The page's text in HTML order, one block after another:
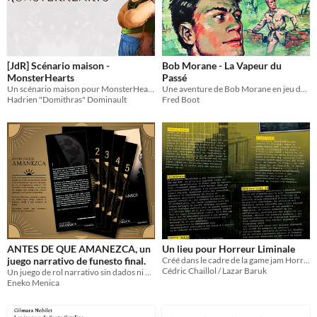
[JdR] Scénario maison -
MonsterHearts
Hadrien "Domithras" Dominault
Bob Morane - La Vapeur du
Passé
Fred Boot
ANTES DE QUE AMANEZCA, un
juego narrativo de funesto final.
Eneko Menica
Un lieu pour Horreur Liminale
Cédric Chaillol / Lazar Baruk